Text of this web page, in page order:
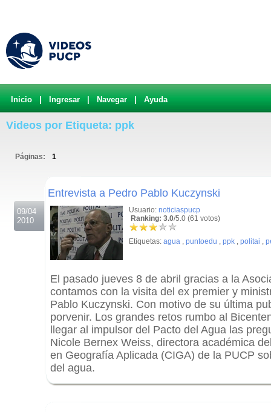
Inicio Ingresar Navegar Ayuda
Videos por Etiqueta: ppk
Páginas: 1
09/04
2010
Entrevista a Pedro Pablo Kuczynski
Usuario: noticiaspucp
Ranking: 3.0/5.0 (61 votos)
Etiquetas: agua , puntoedu , ppk , politai ,
El pasado jueves 8 de abril gracias a la
contamos con la visita del ex premier y
Pablo Kuczynski. Con motivo de su última
porvenir. Los grandes retos rumbo al
llegar al impulsor del Pacto del Agua las
Nicole Bernex Weiss, directora académica
en Geografía Aplicada (CIGA) de la PUCP
del agua.